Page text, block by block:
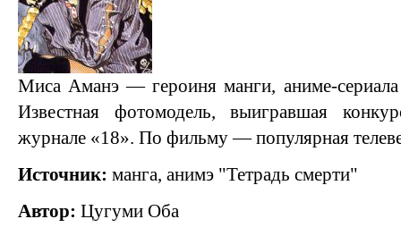
Миса Аманэ — героиня манги, аниме-
Известная фотомодель, выигравшая
журнале «18». По фильму — популярная
Источник: манга, анимэ "Тетрадь смерти"
Автор: Цугуми Оба